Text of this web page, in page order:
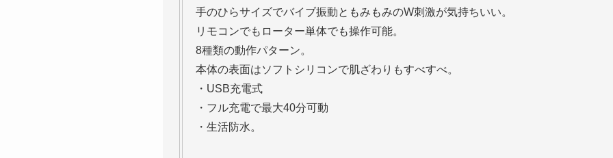
手のひらサイズでバイブ振動ともみもみのW刺激が気持ちいい。
リモコンでもローター単体でも操作可能。
8種類の動作パターン。
本体の表面はソフトシリコンで肌ざわりもすべすべ。
・USB充電式
・フル充電で最大40分可動
・生活防水。